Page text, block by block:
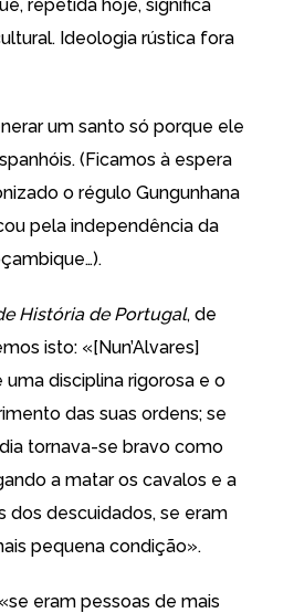
repetida hoje, significa
Ideologia rústica fora
um santo só porque ele
(Ficamos à espera
o régulo Gungunhana
pela independência da
História de Portugal, de
isto: «[Nun’Alvares]
uma disciplina rigorosa e o
das suas ordens; se
tornava-se bravo como
a matar os cavalos e a
dos descuidados, se eram
pequena condição».
eram pessoas de mais